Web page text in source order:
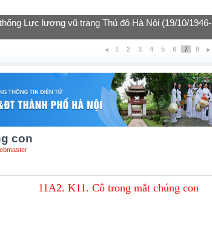
Lực lượng vũ trang Thủ đô Hà Nội (19/10/1946-
1 2 3 4 5 6 7 8
con
11A2. K11. Cô trong mắt chúng con